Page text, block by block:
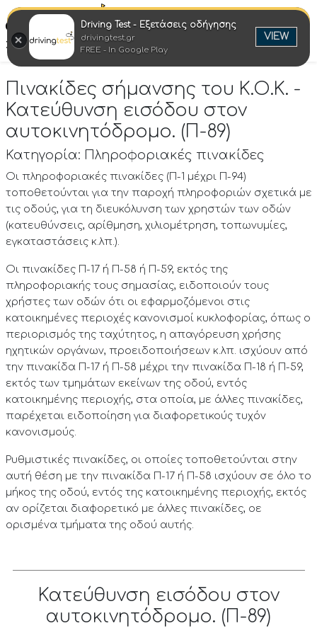
Στροφή στην επιτυχία
Πινακίδες σήμανσης του Κ.Ο.Κ. -
Κατεύθυνση εισόδου στον
αυτοκινητόδρομο. (Π-89)
Κατηγορία: Πληροφοριακές πινακίδες
Οι πληροφοριακές πινακίδες (Π-1 μέχρι Π-94)
τοποθετούνται για την παροχή πληροφοριών σχετικά με
τις οδούς, για τη διευκόλυνση των χρηστών των οδών
(κατευθύνσεις, αρίθμηση, χιλιομέτρηση, τοπωνυμίες,
εγκαταστάσεις κ.λπ.).
Οι πινακίδες Π-17 ή Π-58 ή Π-59, εκτός της
πληροφοριακής τους σημασίας, ειδοποιούν τους
χρήστες των οδών ότι οι εφαρμοζόμενοι στις
κατοικημένες περιοχές κανονισμοί κυκλοφορίας, όπως ο
περιορισμός της ταχύτητος, η απαγόρευση χρήσης
ηχητικών οργάνων, προειδοποιήσεων κ.λπ. ισχύουν από
την πινακίδα Π-17 ή Π-58 μέχρι την πινακίδα Π-18 ή Π-59,
εκτός των τμημάτων εκείνων της οδού, εντός
κατοικημένης περιοχής, στα οποία, με άλλες πινακίδες,
παρέχεται ειδοποίηση για διαφορετικούς τυχόν
κανονισμούς.
Ρυθμιστικές πινακίδες, οι οποίες τοποθετούνται στην
αυτή θέση με την πινακίδα Π-17 ή Π-58 ισχύουν σε όλο το
μήκος της οδού, εντός της κατοικημένης περιοχής, εκτός
αν ορίζεται διαφορετικό με άλλες πινακίδες, οε
ορισμένα τμήματα της οδού αυτής.
Κατεύθυνση εισόδου στον
αυτοκινητόδρομο. (Π-89)
Driving Test - Εξετάσεις οδήγησης
drivingtest.gr
FREE - In Google Play
VIEW